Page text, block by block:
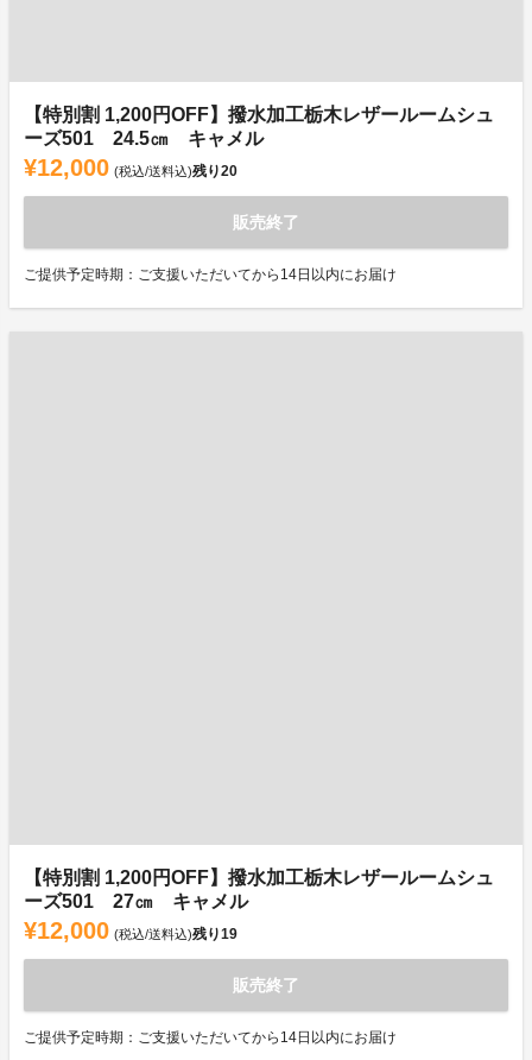
【特別割 1,200円OFF】撥水加工栃木レザールームシュ
ーズ501 24.5㎝ キャメル
¥12,000 (税込/送料込)残り20
販売終了
ご提供予定時期：ご支援いただいてから14日以内にお届け
【特別割 1,200円OFF】撥水加工栃木レザールームシュ
ーズ501 27㎝ キャメル
¥12,000 (税込/送料込)残り19
販売終了
ご提供予定時期：ご支援いただいてから14日以内にお届け